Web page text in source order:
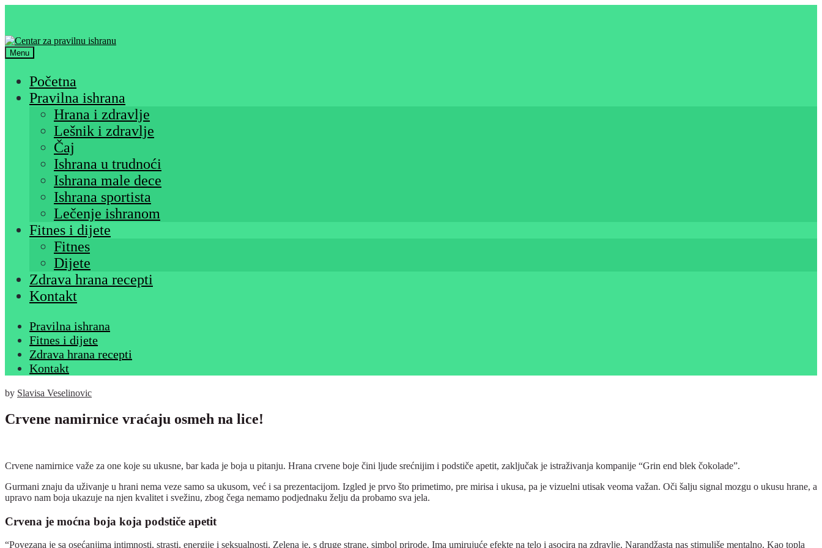
Menu
Početna
Pravilna ishrana
Hrana i zdravlje
Lešnik i zdravlje
Čaj
Ishrana u trudnoći
Ishrana male dece
Ishrana sportista
Lečenje ishranom
Fitnes i dijete
Fitnes
Dijete
Zdrava hrana recepti
Kontakt
Pravilna ishrana
Fitnes i dijete
Zdrava hrana recepti
Kontakt
by Slavisa Veselinovic
Crvene namirnice vraćaju osmeh na lice!
Crvene namirnice važe za one koje su ukusne, bar kada je boja u pitanju. Hrana crvene boje čini ljude srećnijim i podstiče apetit, zaključak je istraživanja kompanije “Grin end blek čokolade”.
Gurmani znaju da uživanje u hrani nema veze samo sa ukusom, već i sa prezentacijom. Izgled je prvo što primetimo, pre mirisa i ukusa, pa je vizuelni utisak veoma važan. Oči šalju signal mozgu o ukusu hrane, a
upravo nam boja ukazuje na njen kvalitet i svežinu, zbog čega nemamo podjednaku želju da probamo sva jela.
Crvena je moćna boja koja podstiče apetit
“Povezana je sa osećanjima intimnosti, strasti, energije i seksualnosti. Zelena je, s druge strane, simbol prirode. Ima umirujuće efekte na telo i asocira na zdravlje. Narandžasta nas stimuliše mentalno. Kao topla